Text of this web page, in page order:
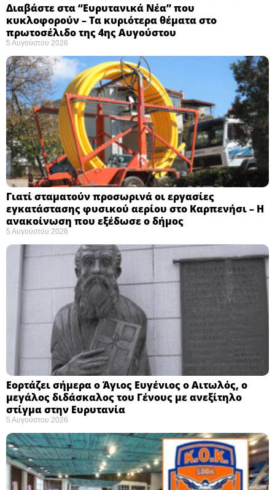
Διαβάστε στα “Ευρυτανικά Νέα” που
κυκλοφορούν – Τα κυριότερα θέματα στο
πρωτοσέλιδο της 4ης Αυγούστου
5 Αυγούστου 2026
Γιατί σταματούν προσωρινά οι εργασίες
εγκατάστασης φυσικού αερίου στο Καρπενήσι – Η
ανακοίνωση που εξέδωσε ο δήμος
5 Αυγούστου 2026
Εορτάζει σήμερα ο Άγιος Ευγένιος ο Αιτωλός, ο
μεγάλος διδάσκαλος του Γένους με ανεξίτηλο
στίγμα στην Ευρυτανία
5 Αυγούστου 2026